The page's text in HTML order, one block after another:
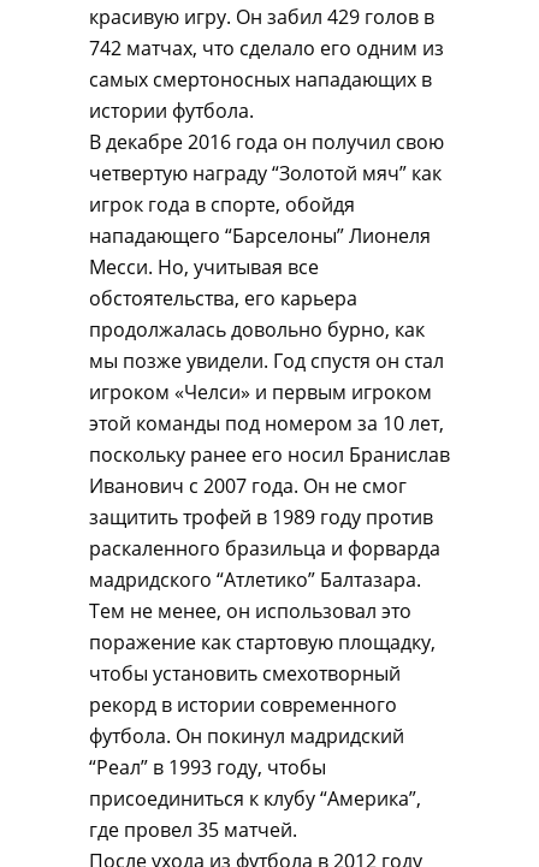
красивую игру. Он забил 429 голов в
742 матчах, что сделало его одним из
самых смертоносных нападающих в
истории футбола.
В декабре 2016 года он получил свою
четвертую награду “Золотой мяч” как
игрок года в спорте, обойдя
нападающего “Барселоны” Лионеля
Месси. Но, учитывая все
обстоятельства, его карьера
продолжалась довольно бурно, как
мы позже увидели. Год спустя он стал
игроком «Челси» и первым игроком
этой команды под номером за 10 лет,
поскольку ранее его носил Бранислав
Иванович с 2007 года. Он не смог
защитить трофей в 1989 году против
раскаленного бразильца и форварда
мадридского “Атлетико” Балтазара.
Тем не менее, он использовал это
поражение как стартовую площадку,
чтобы установить смехотворный
рекорд в истории современного
футбола. Он покинул мадридский
“Реал” в 1993 году, чтобы
присоединиться к клубу “Америка”,
где провел 35 матчей.
После ухода из футбола в 2012 году